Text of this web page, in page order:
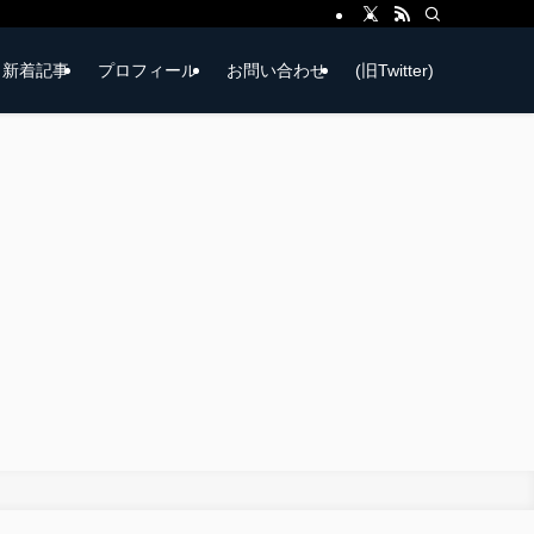
新着記事 プロフィール お問い合わせ (旧Twitter)